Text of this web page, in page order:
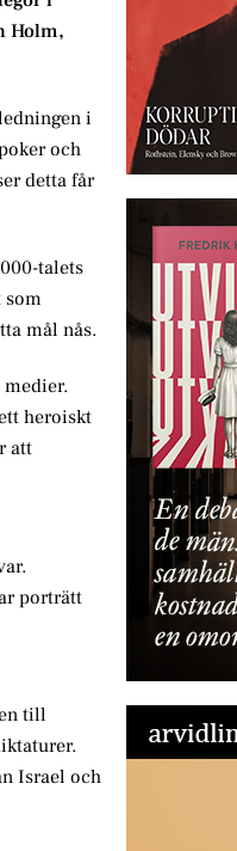
Holm,
i
och
detta får
talets
som
mål nås.
heroiskt
att
porträtt
till
Israel och